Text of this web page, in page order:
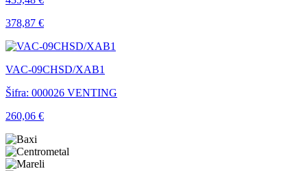
378,87 €
VAC-09CHSD/XAB1
Šifra: 000026 VENTING
260,06 €